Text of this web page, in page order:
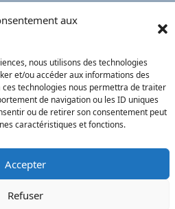
aux
nous utilisons des technologies
et/ou accéder aux informations des
technologies nous permettra de traiter
de navigation ou les ID uniques
ou de retirer son consentement peut
caractéristiques et fonctions.
Accepter
Refuser
PanneauPocket Recherche
légales
Plan du site